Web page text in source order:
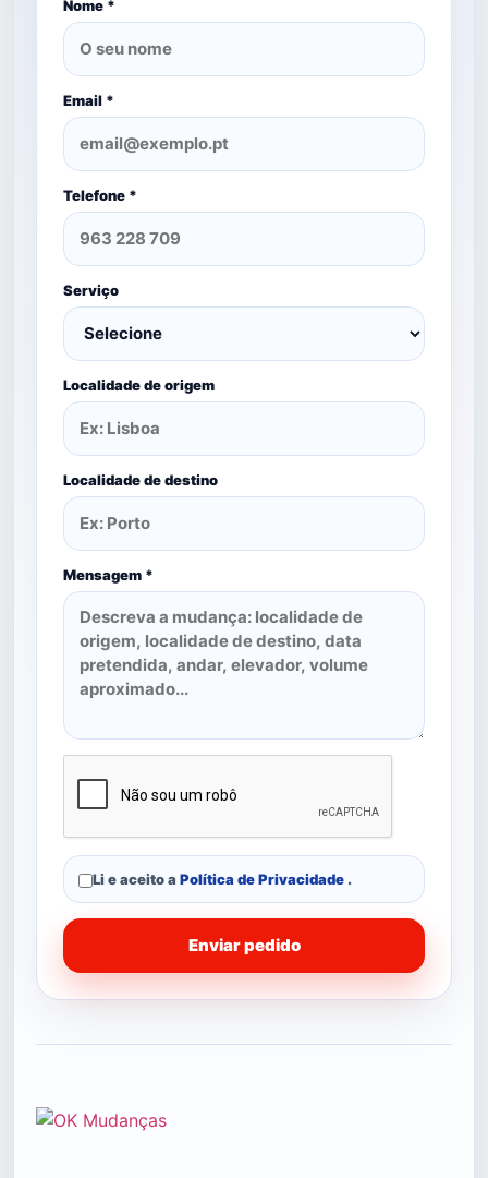
Nome *
Email *
Telefone *
Serviço
Localidade de origem
Localidade de destino
Mensagem *
Li e aceito a Política de Privacidade .
Enviar pedido